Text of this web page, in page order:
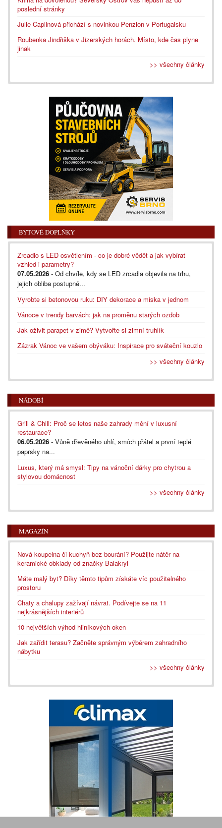
poslední stránky
Julie Caplinová přichází s novinkou Penzion v Portugalsku
Roubenka Jindřiška v Jizerských horách. Místo, kde čas plyne
jinak
>> všechny články
BYTOVÉ DOPLŇKY
Zrcadlo s LED osvětlením - co je dobré vědět a jak vybírat
vzhled i parametry?
07.05.2026 - Od chvíle, kdy se LED zrcadla objevila na trhu,
jejich obliba postupně...
Vyrobte si betonovou ruku: DIY dekorace a miska v jednom
Vánoce v trendy barvách: jak na proměnu starých ozdob
Jak oživit parapet v zimě? Vytvořte si zimní truhlík
Zázrak Vánoc ve vašem obýváku: Inspirace pro sváteční kouzlo
>> všechny články
NÁDOBÍ
Grill & Chill: Proč se letos naše zahrady mění v luxusní
restaurace?
06.05.2026 - Vůně dřevěného uhlí, smích přátel a první teplé
paprsky na...
Luxus, který má smysl: Tipy na vánoční dárky pro chytrou a
stylovou domácnost
>> všechny články
MAGAZÍN
Nová koupelna či kuchyň bez bourání? Použijte nátěr na
keramické obklady od značky Balakryl
Máte malý byt? Díky těmto tipům získáte víc použitelného
prostoru
Chaty a chalupy zažívají návrat. Podívejte se na 11
nejkrásnějších interiérů
10 největších výhod hliníkových oken
Jak zařídit terasu? Začněte správným výběrem zahradního
nábytku
>> všechny články